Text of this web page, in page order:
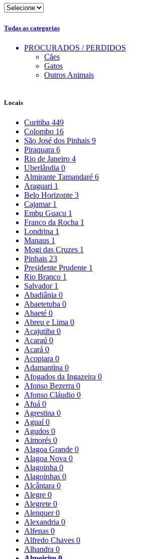
Todas as categorias
PROCURADOS / PERDIDOS
Cães
Gatos
Outros Animais
Locais
Curitiba 449
Colombo 16
São José dos Pinhais 9
Piraquara 6
Rio de Janeiro 4
Uberlândia 0
Almirante Tamandaré 6
Araguari 1
Belo Horizonte 3
Cajamar 1
Embu Guaçu 1
Franco da Rocha 1
Londrina 1
Manaus 1
Mogi das Cruzes 1
Pinhais 23
Presidente Prudente 1
Rio Branco 1
Salvador 1
Abadiânia 0
Abaetetuba 0
Abaeté 0
Abreu e Lima 0
Acajutiba 0
Acaraú 0
Acará 0
Acopiara 0
Adamantina 0
Afogados da Ingazeira 0
Afonso Bezerra 0
Afonso Cláudio 0
Afuá 0
Agrestina 0
Aguaí0
Agudos 0
Aimorés 0
Alagoa Grande 0
Alagoa Nova 0
Alagoinha 0
Alagoinhas 0
Alcântara 0
Alegre 0
Alegrete 0
Alenquer0
Alexandria 0
Alfenas 0
Alfredo Chaves 0
Alhandra 0